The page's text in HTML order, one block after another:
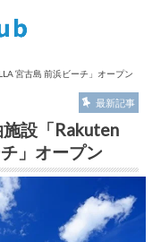
宮古島 前浜ビーチ」オープン
最新記事
設「Rakuten
」オープン